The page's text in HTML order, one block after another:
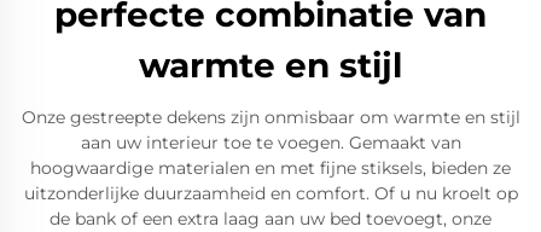
perfecte combinatie van
warmte en stijl
Onze gestreepte dekens zijn onmisbaar om warmte en stijl
aan uw interieur toe te voegen. Gemaakt van
hoogwaardige materialen en met fijne stiksels, bieden ze
uitzonderlijke duurzaamheid en comfort. Of u nu kroelt op
de bank of een extra laag aan uw bed toevoegt, onze